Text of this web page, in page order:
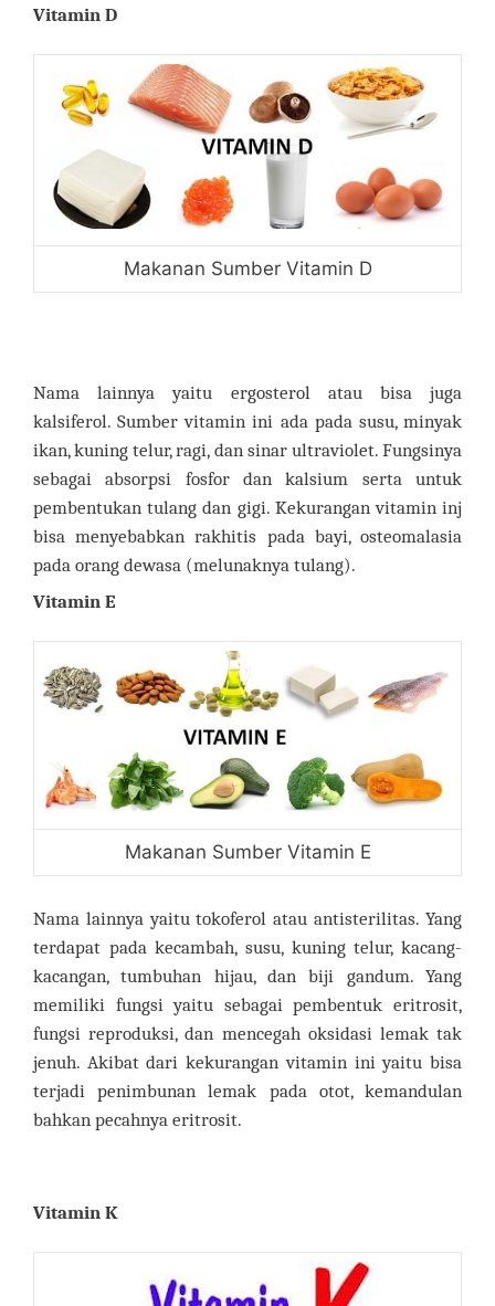
Vitamin D
Makanan Sumber Vitamin D
Nama lainnya yaitu ergosterol atau bisa juga
kalsiferol. Sumber vitamin ini ada pada susu, minyak
ikan, kuning telur, ragi, dan sinar ultraviolet. Fungsinya
sebagai absorpsi fosfor dan kalsium serta untuk
pembentukan tulang dan gigi. Kekurangan vitamin inj
bisa menyebabkan rakhitis pada bayi, osteomalasia
pada orang dewasa (melunaknya tulang).
Vitamin E
Makanan Sumber Vitamin E
Nama lainnya yaitu tokoferol atau antisterilitas. Yang
terdapat pada kecambah, susu, kuning telur, kacang-
kacangan, tumbuhan hijau, dan biji gandum. Yang
memiliki fungsi yaitu sebagai pembentuk eritrosit,
fungsi reproduksi, dan mencegah oksidasi lemak tak
jenuh. Akibat dari kekurangan vitamin ini yaitu bisa
terjadi penimbunan lemak pada otot, kemandulan
bahkan pecahnya eritrosit.
Vitamin K